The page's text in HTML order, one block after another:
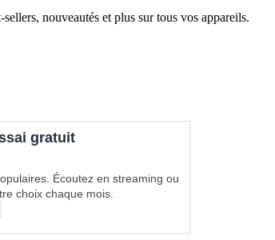
nouveautés et plus sur tous vos appareils.
gratuit
Écoutez en streaming ou
choix chaque mois.